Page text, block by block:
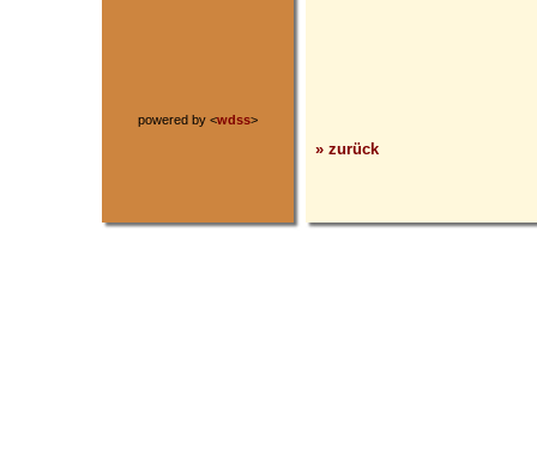
powered by <wdss>
» zurück